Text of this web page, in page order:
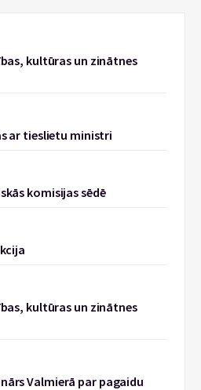
kultūras un zinātnes
ar tieslietu ministri
komisijas sēdē
kultūras un zinātnes
Valmierā par pagaidu